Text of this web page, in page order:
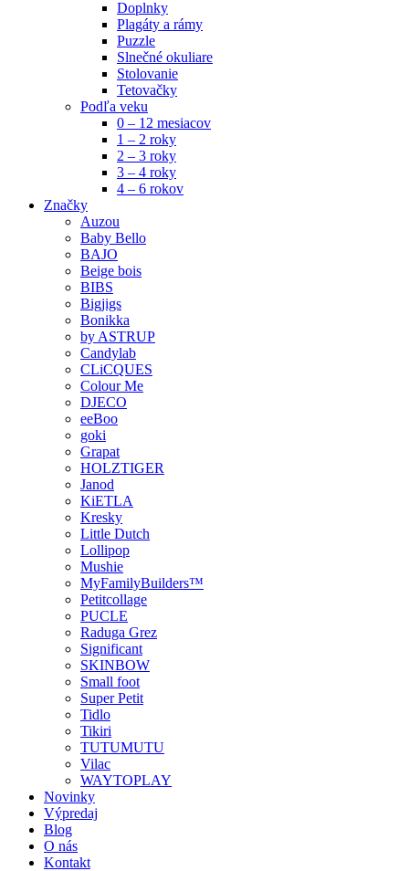
Doplnky
Plagáty a rámy
Puzzle
Slnečné okuliare
Stolovanie
Tetovačky
Podľa veku
0 – 12 mesiacov
1 – 2 roky
2 – 3 roky
3 – 4 roky
4 – 6 rokov
Značky
Auzou
Baby Bello
BAJO
Beige bois
BIBS
Bigjigs
Bonikka
by ASTRUP
Candylab
CLiCQUES
Colour Me
DJECO
eeBoo
goki
Grapat
HOLZTIGER
Janod
KiETLA
Kresky
Little Dutch
Lollipop
Mushie
MyFamilyBuilders™
Petitcollage
PUCLE
Raduga Grez
Significant
SKINBOW
Small foot
Super Petit
Tidlo
Tikiri
TUTUMUTU
Vilac
WAYTOPLAY
Novinky
Výpredaj
Blog
O nás
Kontakt